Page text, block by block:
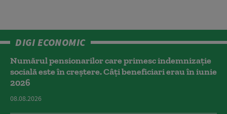
DIGI ECONOMIC
Numărul pensionarilor care primesc indemnizaţie
socială este în creștere. Câți beneficiari erau în iunie
2026
08.08.2026